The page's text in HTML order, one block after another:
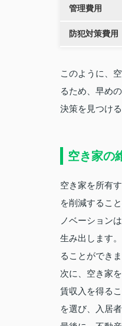
管理費用
防犯対策費用
このように、
るため、早め
決策を見つけ
空き家の
空き家を所有
を削減するこ
ノベーション
生み出します
ることができま
次に、空き家
賃収入を得る
を選び、入居